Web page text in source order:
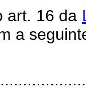
art. 16 da
a